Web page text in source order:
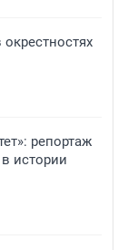
репортаж
истории